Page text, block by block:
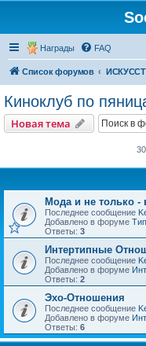
Награды FAQ
Список форумов
Киноклуб по
Новая тема
Мода и не только -
Последнее сообщение
Добавлено в форуме
Ответы: 3
Интертипные
Последнее сообщение
Добавлено в форуме
Ответы: 2
Эхо-Отношения
Последнее сообщение
Добавлено в форуме
Ответы: 6